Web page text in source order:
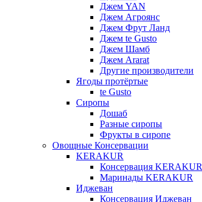
Джем YAN
Джем Агроянс
Джем Фрут Ланд
Джем te Gusto
Джем Шамб
Джем Ararat
Другие производители
Ягоды протёртые
te Gusto
Сиропы
Дошаб
Разные сиропы
Фрукты в сиропе
Овощные Консервации
KERAKUR
Консервация KERAKUR
Маринады KERAKUR
Иджеван
Консервация Иджеван